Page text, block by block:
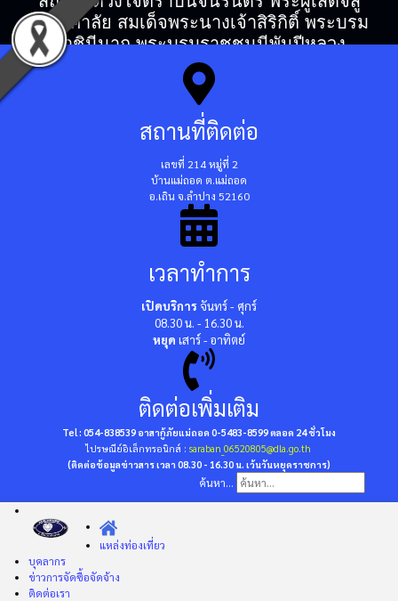
สวรรคาลัย สมเด็จพระนางเจ้าสิริกิติ์ พระบรม
ราชินีนาถ พระบรมราชชนนีพันปีหลวง
สถานที่ติดต่อ
เลขที่ 214 หมู่ที่ 2
บ้านแม่ถอด ต.แม่ถอด
อ.เถิน จ.ลำปาง 52160
เวลาทำการ
เปิดบริการ จันทร์ - ศุกร์
08.30 น. - 16.30 น.
หยุด เสาร์ - อาทิตย์
ติดต่อเพิ่มเติม
Tel : 054-838539 อาสากู้ภัยแม่ถอด 0-5483-8599ตลอด 24 ชั่วโมง
ไปรษณีย์อิเล็กทรอนิกส์ : saraban_06520805@dla.go.th
(ติดต่อข้อมูลข่าวสาร เวลา 08.30 - 16.30 น. เว้นวันหยุดราชการ)
ค้นหา...
แหล่งท่องเที่ยว
บุคลากร
ข่าวการจัดซื้อจัดจ้าง
ติดต่อเรา